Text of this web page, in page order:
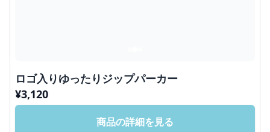
ロゴ入りゆったりジップパーカー
¥3,120
商品の詳細を見る